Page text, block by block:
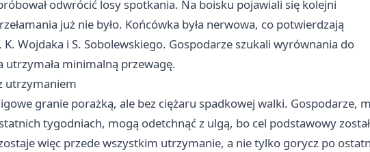
odwrócić losy spotkania. Na boisku pojawiali się kolejni
już nie było. Końcówka była nerwowa, co potwierdzają
K. Wojdaka i S. Sobolewskiego. Gospodarze szukali wyrównania do
minimalną przewagę.
utrzymaniem
granie porażką, ale bez ciężaru spadkowej walki. Gospodarze,
tygodniach, mogą odetchnąć z ulgą, bo cel podstawowy został
więc przede wszystkim utrzymanie, a nie tylko gorycz po